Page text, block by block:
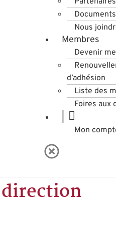
Documents
Nous
Membres
Devenir
d’adhésion
Liste des
Foires aux
Mon